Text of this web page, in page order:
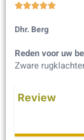

Dhr. Berg
Reden voor uw
Zware
Review